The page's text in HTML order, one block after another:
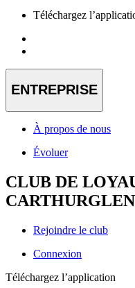
Téléchargez
ENTREPRISE
À propos de nous
Évoluer
CLUB DE
CARTHURGLEN
Rejoindre le club
Connexion
Téléchargez l’application